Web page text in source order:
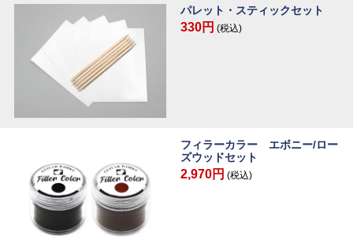
パレット・スティックセット
330円 (税込)
フィラーカラー エボニー/ロー
ズウッドセット
2,970円 (税込)